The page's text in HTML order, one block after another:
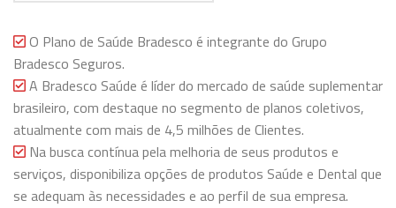
O Plano de Saúde Bradesco é integrante do Grupo
Bradesco Seguros.
A Bradesco Saúde é líder do mercado de saúde suplementar
brasileiro, com destaque no segmento de planos coletivos,
atualmente com mais de 4,5 milhões de Clientes.
Na busca contínua pela melhoria de seus produtos e
serviços, disponibiliza opções de produtos Saúde e Dental que
se adequam às necessidades e ao perfil de sua empresa.